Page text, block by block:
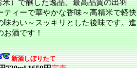
）で醸した逸品。最高品質の出羽
ィーで華やかな香味～高精米で軽快
わい～スッキリとした後味です。進
お酒です！
新酒しぼりたて